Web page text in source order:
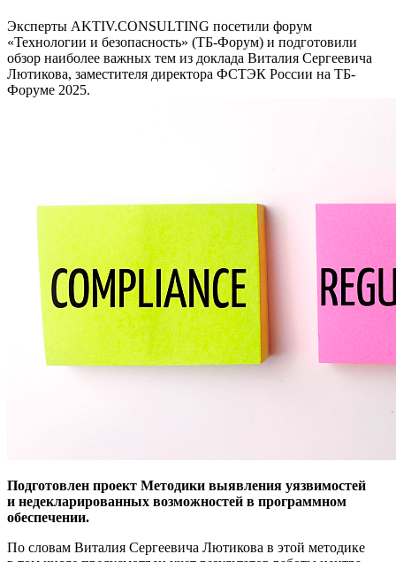
Эксперты AKTIV.CONSULTING посетили форум
«Технологии и безопасность» (ТБ-Форум) и подготовили
обзор наиболее важных тем из доклада Виталия Сергеевича
Лютикова, заместителя директора ФСТЭК России на ТБ-
Форуме 2025.
Подготовлен проект Методики выявления уязвимостей
и недекларированных возможностей в программном
обеспечении.
По словам Виталия Сергеевича Лютикова в этой методике